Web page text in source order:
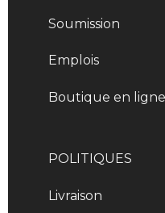
Soumission
Emplois
Boutique en ligne
POLITIQUES
Livraison